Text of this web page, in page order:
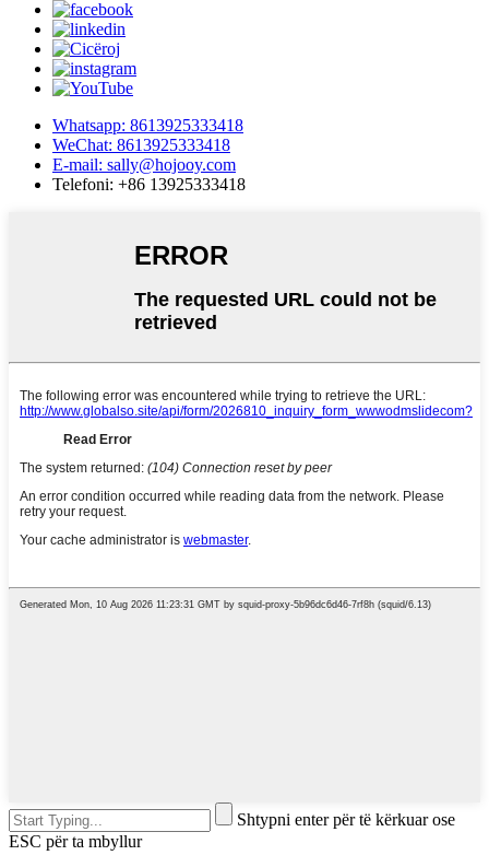
Whatsapp: 8613925333418
WeChat: 8613925333418
E-mail: sally@hojooy.com
Telefoni: +86 13925333418
Shtypni enter për të kërkuar ose
ESC për ta mbyllur